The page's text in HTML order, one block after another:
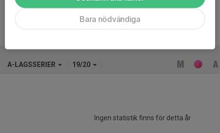
A-LAGSSERIER 19/20
Ingen statistik finns för detta år
Bara nödvändiga